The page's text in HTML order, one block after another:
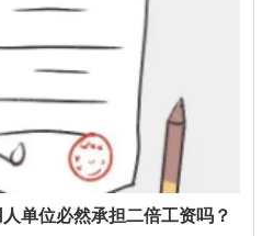
单位必然承担二倍工资吗？